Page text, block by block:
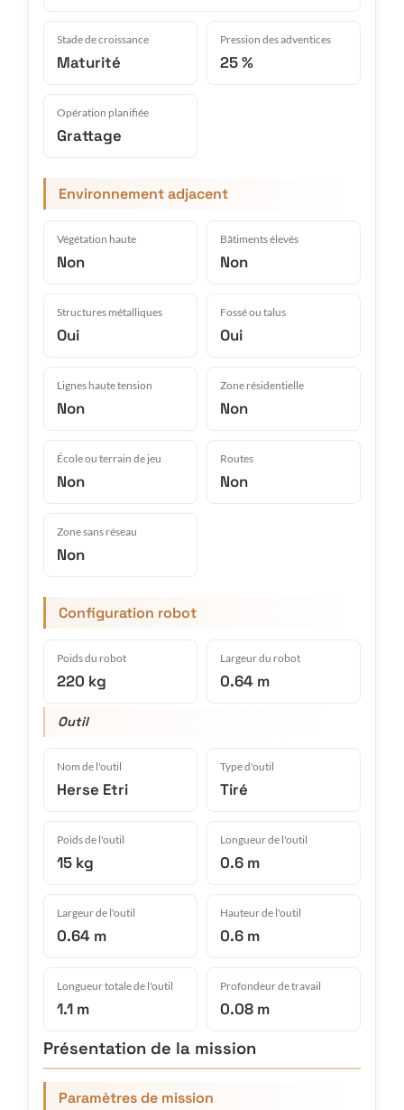
Stade de croissance
Maturité
Pression des adventices
25 %
Opération planifiée
Grattage
Environnement adjacent
Végétation haute
Non
Bâtiments élevés
Non
Structures métalliques
Oui
Fossé ou talus
Oui
Lignes haute tension
Non
Zone résidentielle
Non
École ou terrain de jeu
Non
Routes
Non
Zone sans réseau
Non
Configuration robot
Poids du robot
220 kg
Largeur du robot
0.64 m
Outil
Nom de l'outil
Herse Etri
Type d'outil
Tiré
Poids de l'outil
15 kg
Longueur de l'outil
0.6 m
Largeur de l'outil
0.64 m
Hauteur de l'outil
0.6 m
Longueur totale de l'outil
1.1 m
Profondeur de travail
0.08 m
Présentation de la mission
Paramètres de mission